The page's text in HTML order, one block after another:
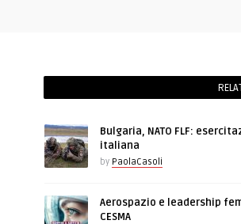
Bulgaria, NATO FLF:
italiana
by PaolaCasoli
Aerospazio e leadership
CESMA